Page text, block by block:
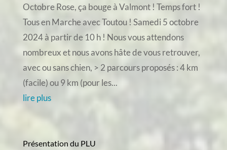
Octobre Rose, ça bouge à Valmont ! Temps fort !
Tous en Marche avec Toutou ! Samedi 5 octobre
2024 à partir de 10 h ! Nous vous attendons
nombreux et nous avons hâte de vous retrouver,
avec ou sans chien, > 2 parcours proposés : 4 km
(facile) ou 9 km (pour les...
lire plus
Présentation du PLU